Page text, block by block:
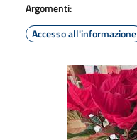
Argomenti:
Accesso all'informazione